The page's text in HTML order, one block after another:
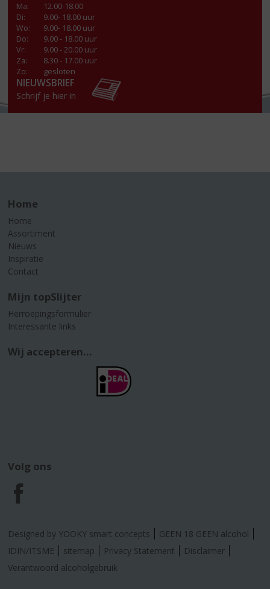
Ma:
12.00-18.00
Di:
9.00- 18.00 uur
Wo:
9.00- 18.00 uur
Do:
9.00 - 18.00 uur
Vr:
9.00 - 20.00 uur
Za:
8.30 - 17.00 uur
Zo:
gesloten
NIEUWSBRIEF
Schrijf je hier in
Home
Home
Assortiment
Nieuws
Inspiratie
Contact
Mijn topSlijter
Herroepingsformulier
Interessante links
Wij accepteren...
Volg ons
F
a
c
Designed by YOOKY smart concepts
GEEN 18 GEEN alcohol
IDIN/ITSME
sitemap Privacy Statement
Disclaimer
Verantwoord alcoholgebruik